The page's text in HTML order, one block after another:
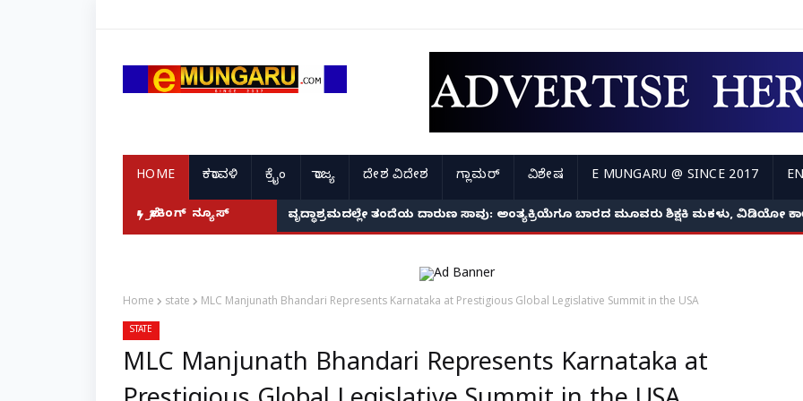
HOME ಕರಾವಳಿ ಕ್ರೈಂ ರಾಜ್ಯ ದೇಶ ವಿದೇಶ ಗ್ಲಾಮರ್ ವಿಶೇಷ E MUNGARU @ SINCE 2017
ಬ್ರೇಕಿಂಗ್ ನ್ಯೂಸ್ ವೃದ್ಧಾಶ್ರಮದಲ್ಲೇ ತಂದೆಯ ದಾರುಣ ಸಾವು: ಅಂತ್ಯಕ್ರಿಯೆಗೂ ಬಾರದ ಮೂವರು ಶಿಕ್ಷಕಿ ಮಕಳು, ವಿಡಿಯೋ
Home state MLC Manjunath Bhandari Represents Karnataka at Prestigious Global Legislative Summit in the USA
STATE
MLC Manjunath Bhandari Represents Karnataka at